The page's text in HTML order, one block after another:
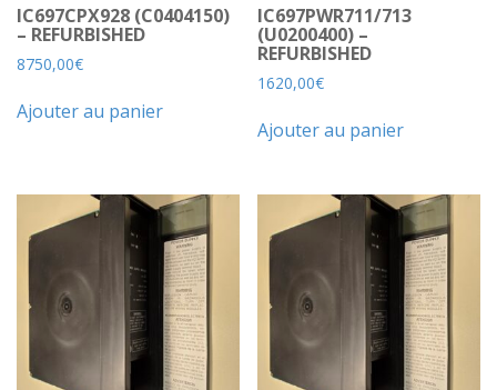
IC697CPX928 (C0404150)
– REFURBISHED
8750,00€
Ajouter au panier
IC697PWR711/713
(U0200400) –
REFURBISHED
1620,00€
Ajouter au panier